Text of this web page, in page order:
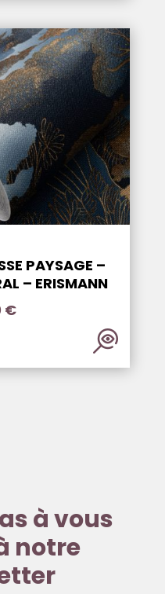
PAYSAGE –
– ERISMANN
€
à vous
notre